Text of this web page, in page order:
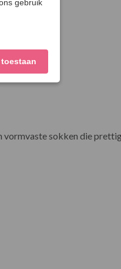
vormvaste sokken die